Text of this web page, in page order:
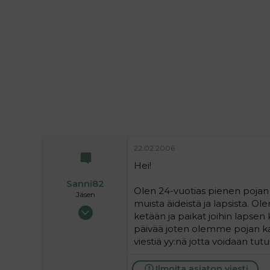
Sanni82
Jäsen
26.01.2005
22.02.2006
Hei!
Olen 24-vuotias pienen
muista äideistä ja lapsista.
ketään ja paikat joihin lapsen
päivää joten olemme pojan
viestiä yy:nä jotta voidaan